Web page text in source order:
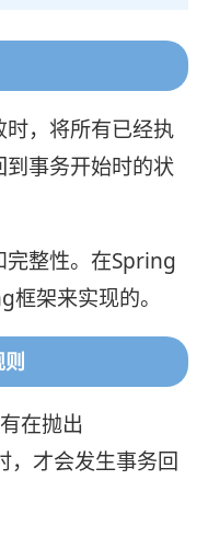
，将所有已经执
事务开始时的状
完整性。在Spring
架来实现的。
在抛出
才会发生事务回